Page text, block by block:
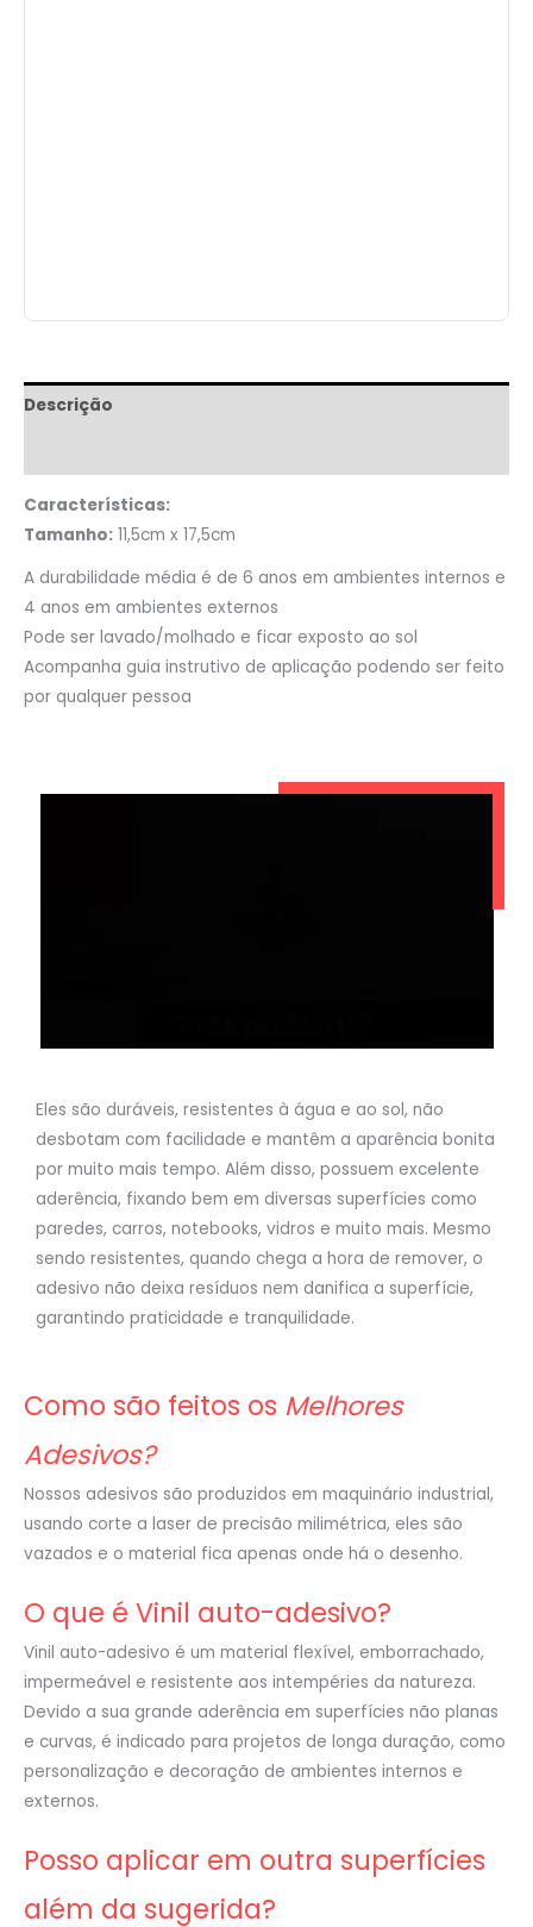
Descrição
Características:
Tamanho: 11,5cm x 17,5cm
A durabilidade média é de 6 anos em ambientes internos e
4 anos em ambientes externos
Pode ser lavado/molhado e ficar exposto ao sol
Acompanha guia instrutivo de aplicação podendo ser feito
por qualquer pessoa
Eles são duráveis, resistentes à água e ao sol, não
desbotam com facilidade e mantêm a aparência bonita
por muito mais tempo. Além disso, possuem excelente
aderência, fixando bem em diversas superfícies como
paredes, carros, notebooks, vidros e muito mais. Mesmo
sendo resistentes, quando chega a hora de remover, o
adesivo não deixa resíduos nem danifica a superfície,
garantindo praticidade e tranquilidade.
Como são feitos os Melhores
Adesivos?
Nossos adesivos são produzidos em maquinário industrial,
usando corte a laser de precisão milimétrica, eles são
vazados e o material fica apenas onde há o desenho.
O que é Vinil auto-adesivo?
Vinil auto-adesivo é um material flexível, emborrachado,
impermeável e resistente aos intempéries da natureza.
Devido a sua grande aderência em superfícies não planas
e curvas, é indicado para projetos de longa duração, como
personalização e decoração de ambientes internos e
externos.
Posso aplicar em outra superfícies
além da sugerida?